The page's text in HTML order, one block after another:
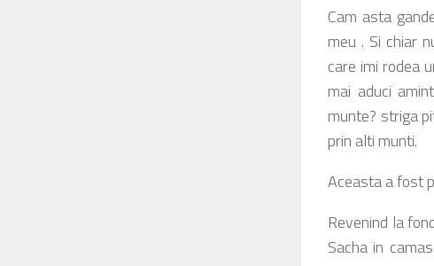
Cam asta
meu . Si chiar
care imi rodea
mai aduci
munte? striga
prin alti munti.
Aceasta a fost
Revenind la
Sacha in